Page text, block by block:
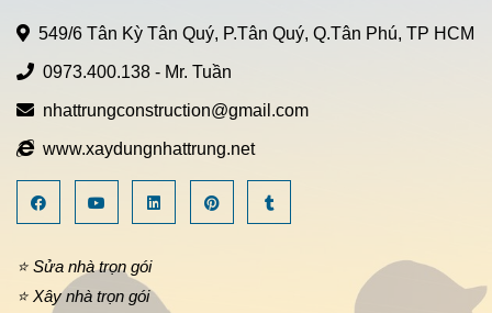
549/6 Tân Kỳ Tân Quý, P.Tân Quý, Q.Tân Phú, TP HCM
0973.400.138 - Mr. Tuần
nhattrungconstruction@gmail.com
www.xaydungnhattrung.net
⭐ Sửa nhà trọn gói
⭐ Xây nhà trọn gói